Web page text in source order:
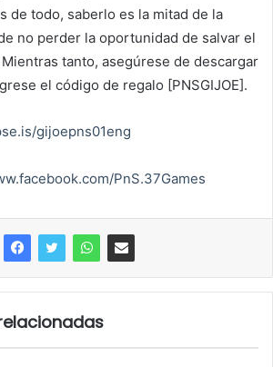
de todo, saberlo es la mitad de la
no perder la oportunidad de salvar el
tanto, asegúrese de descargar
el código de regalo [PNSGIJOE].
gijoepns01eng
PnS.37Games